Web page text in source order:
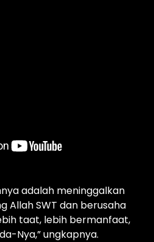
adalah meninggalkan
Allah SWT dan berusaha
taat, lebih bermanfaat,
Nya,” ungkapnya.